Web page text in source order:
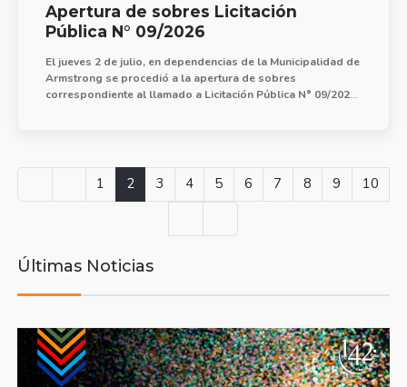
Apertura de sobres Licitación
Pública N° 09/2026
El jueves 2 de julio, en dependencias de la Municipalidad de
Armstrong se procedió a la apertura de sobres
correspondiente al llamado a Licitación Pública N° 09/2026
1 2 3 4 5 6 7 8 9 10
Últimas Noticias